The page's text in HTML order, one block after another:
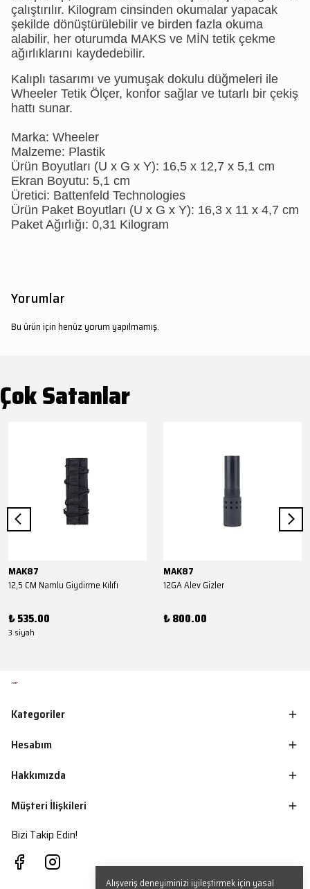
Alışveriş deneyiminizi iyileştirmek için yasal
çalıştırılır. Kilogram cinsinden okumalar yapacak
şekilde dönüştürülebilir ve birden fazla okuma
alabilir, her oturumda MAKS ve MİN tetik çekme
ağırlıklarını kaydedebilir.
Kalıplı tasarımı ve yumuşak dokulu düğmeleri ile
Wheeler Tetik Ölçer, konfor sağlar ve tutarlı bir çekiş
hattı sunar.
Marka: Wheeler
Malzeme: Plastik
Ürün Boyutları (U x G x Y): 16,5 x 12,7 x 5,1 cm
Ekran Boyutu: 5,1 cm
Üretici: Battenfeld Technologies
Ürün Paket Boyutları (U x G x Y): 16,3 x 11 x 4,7 cm
Paket Ağırlığı: 0,31 Kilogram
Yorumlar
Bu ürün için henüz yorum yapılmamış.
Çok Satanlar
MAK87
12,5 CM Namlu Giydirme Kılıfı
₺ 535.00
3 siyah
MAK87
12GA Alev Gizler
₺ 800.00
Kategoriler
Hesabım
Hakkımızda
Müşteri İlişkileri
Bizi Takip Edin!